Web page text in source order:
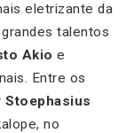
eletrizante da
talentos
Akio e
Entre os
Stoephasius
no